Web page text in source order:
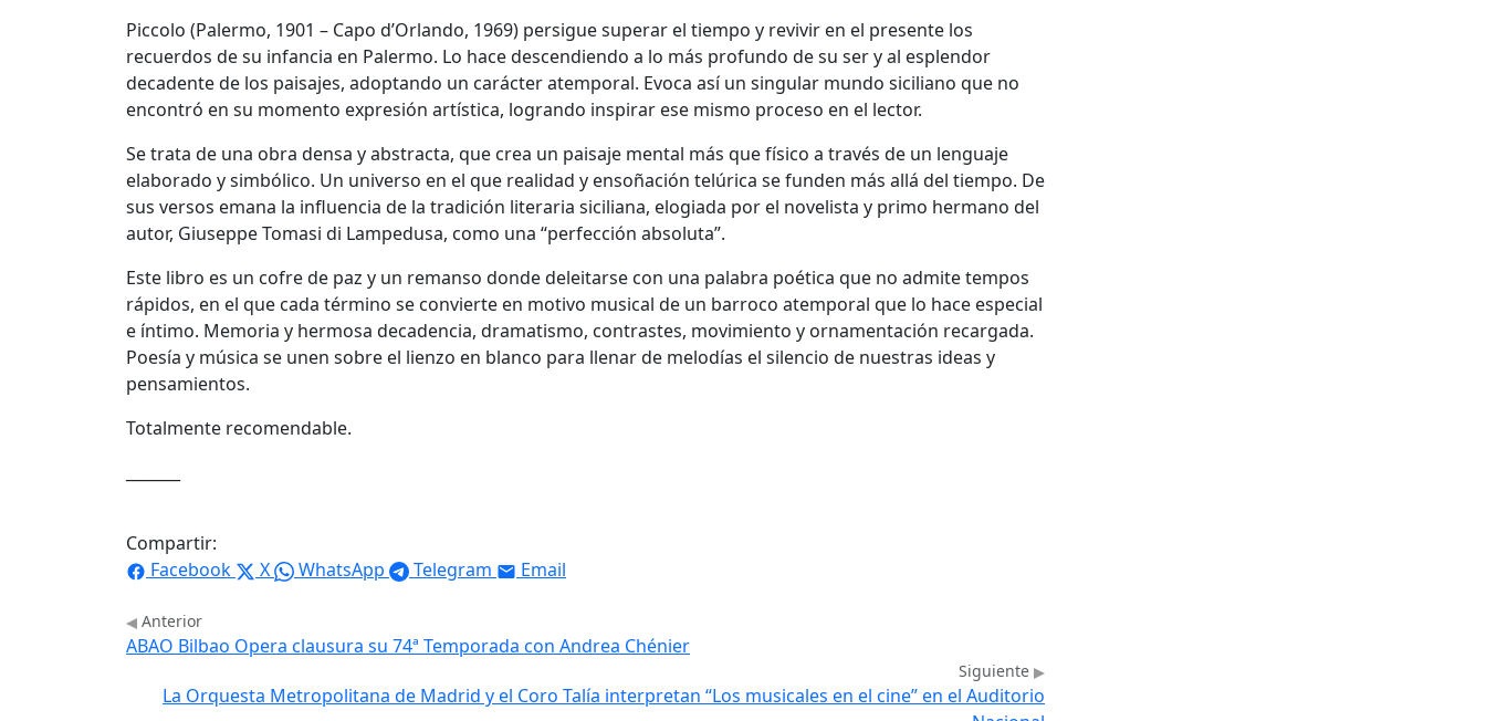
Piccolo (Palermo, 1901 – Capo d’Orlando, 1969) persigue superar el tiempo y revivir en el presente los
recuerdos de su infancia en Palermo. Lo hace descendiendo a lo más profundo de su ser y al esplendor
decadente de los paisajes, adoptando un carácter atemporal. Evoca así un singular mundo siciliano que no
encontró en su momento expresión artística, logrando inspirar ese mismo proceso en el lector.
Se trata de una obra densa y abstracta, que crea un paisaje mental más que físico a través de un lenguaje
elaborado y simbólico. Un universo en el que realidad y ensoñación telúrica se funden más allá del tiempo. De
sus versos emana la influencia de la tradición literaria siciliana, elogiada por el novelista y primo hermano del
autor, Giuseppe Tomasi di Lampedusa, como una “perfección absoluta”.
Este libro es un cofre de paz y un remanso donde deleitarse con una palabra poética que no admite tempos
rápidos, en el que cada término se convierte en motivo musical de un barroco atemporal que lo hace especial
e íntimo. Memoria y hermosa decadencia, dramatismo, contrastes, movimiento y ornamentación recargada.
Poesía y música se unen sobre el lienzo en blanco para llenar de melodías el silencio de nuestras ideas y
pensamientos.
Totalmente recomendable.
Compartir:
Facebook
X WhatsApp Telegram Email
Anterior
ABAO Bilbao Opera clausura su 74ª Temporada con Andrea Chénier
Siguiente
La Orquesta Metropolitana de Madrid y el Coro Talía interpretan “Los musicales en el cine” en el Auditorio